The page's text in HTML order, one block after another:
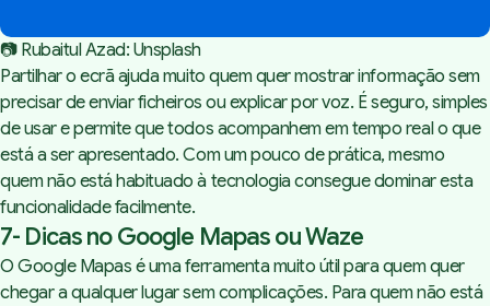
📷 Rubaitul Azad: Unsplash
Partilhar o ecrã ajuda muito quem quer mostrar informação sem
precisar de enviar ficheiros ou explicar por voz. É seguro, simples
de usar e permite que todos acompanhem em tempo real o que
está a ser apresentado. Com um pouco de prática, mesmo
quem não está habituado à tecnologia consegue dominar esta
funcionalidade facilmente.
7- Dicas no Google Mapas ou Waze
O Google Mapas é uma ferramenta muito útil para quem quer
chegar a qualquer lugar sem complicações. Para quem não está